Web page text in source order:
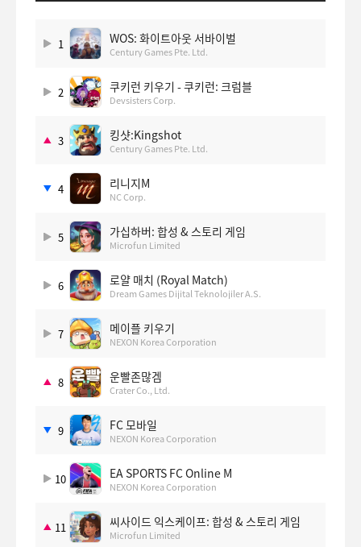
1 WOS: 화이트아웃 서바이벌
Century Games Pte. Ltd.
2 쿠키런 키우기 - 쿠키런: 크럼블
Devsisters Corp.
3 킹샷:Kingshot
Century Games Pte. Ltd.
4 리니지M
NC Corp.
5 가십하버: 합성 & 스토리 게임
Microfun Limited
6 로얄 매치 (Royal Match)
Dream Games Dijital Teknolojiler A.S.
7 메이플 키우기
NEXON Korea Corporation
8 운빨존많겜
Crater Co., Ltd.
9 FC 모바일
NEXON Korea Corporation
10 EA SPORTS FC Online M
NEXON Korea Corporation
11 씨사이드 익스케이프: 합성 & 스토리 게임
Microfun Limited